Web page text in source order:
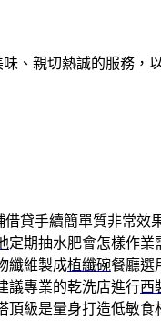
、親切熱誠的服務，
借貸手續簡單質非常效
定期抽水肥會怎樣作業
纖維製成植纖碗餐廳選
議專業的乾洗店進行西
頂級是量身打造低敏食